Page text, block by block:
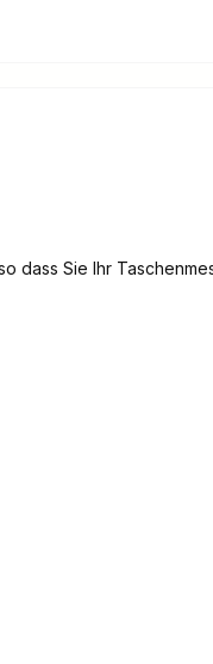
dass Sie Ihr